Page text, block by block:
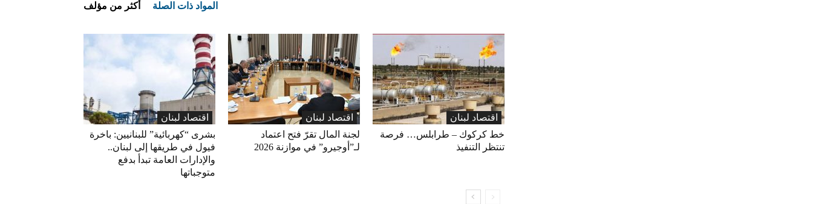
المواد ذات الصلة أكثر من مؤلف
اقتصاد لبنان
بشرى “كهربائية” للبنانيين: باخرة
فيول في طريقها إلى لبنان..
والإدارات العامة تبدأ بدفع
متوجباتها
اقتصاد لبنان
لجنة المال تقرّ فتح اعتماد
لـ”أوجيرو” في موازنة 2026
اقتصاد لبنان
خط كركوك – طرابلس… فرصة
تنتظر التنفيذ